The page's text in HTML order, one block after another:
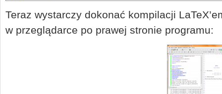
Teraz wystarczy dokonać kompilacji
w przeglądarce po prawej stronie programu: